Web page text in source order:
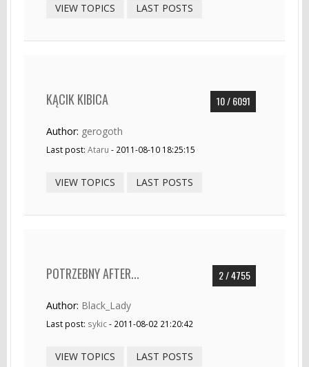
VIEW TOPICS LAST POSTS
10 / 6091
KĄCIK KIBICA
Author: gerogoth
Last post: Ataru - 2011-08-10 18:25:15
VIEW TOPICS LAST POSTS
2 / 4755
POTRZEBNY AFTER...
Author: Black_Lady
Last post: sykic- 2011-08-02 21:20:42
VIEW TOPICS LAST POSTS